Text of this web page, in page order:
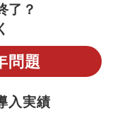
了？
問題
入実績